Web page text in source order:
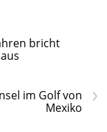
bricht
›
im Golf von
Mexiko